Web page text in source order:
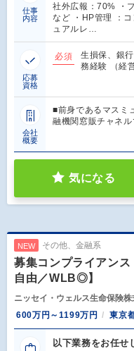
仕事
内容
社外広報：70% ・
など ・HP管理 ：
ュアルレ…
応募
資格
必須
生損保、銀
務経験 （経
会社
概要
■前身であるマスミ
融機関窓販チャネル
気になる
NEW その他、金融系
募集コンプライアン
自由／WLB◎】
ニッセイ・ウェルス生命保険株
600万円～1199万円
東京
以下業務をお任せ